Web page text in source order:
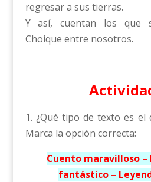
regresar a sus tierras.
Y así, cuentan los que
Choique entre nosotros.
1. ¿Qué tipo de texto es el
Marca la opción correcta:
Cuento maravilloso
fantástico –